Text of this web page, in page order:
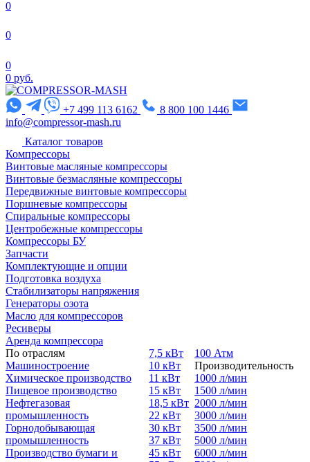
0
0
0
0 руб.
+7 499 113 6162
8 800 100 1446
info@compressor-mash.ru
Каталог товаров
Компрессоры
Винтовые масляные компрессоры
Винтовые безмасляные компрессоры
Передвижные винтовые компрессоры
Поршневые компрессоры
Спиральные компрессоры
Центробежные компрессоры
Компрессоры БУ
Запчасти
Комплектующие и опции
Подготовка воздуха
Стабилизаторы напряжения
Генераторы озота
Масло для компрессоров
Ресиверы
Аренда компрессора
По отраслям
Машиностроение
Химическое производство
Пищевое производство
Нефтегазовая
промышленность
Горнодобывающая
промышленность
Производство бумаги и
7,5 кВт
10 кВт
11 кВт
15 кВт
18,5 кВт
22 кВт
30 кВт
37 кВт
45 кВт
100 Атм
Производительность
1000 л/мин
1500 л/мин
2000 л/мин
3000 л/мин
3500 л/мин
5000 л/мин
6000 л/мин